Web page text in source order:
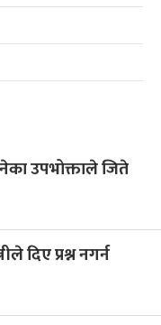
उपभोक्ताले जिते
दिए प्रश्न नगर्न